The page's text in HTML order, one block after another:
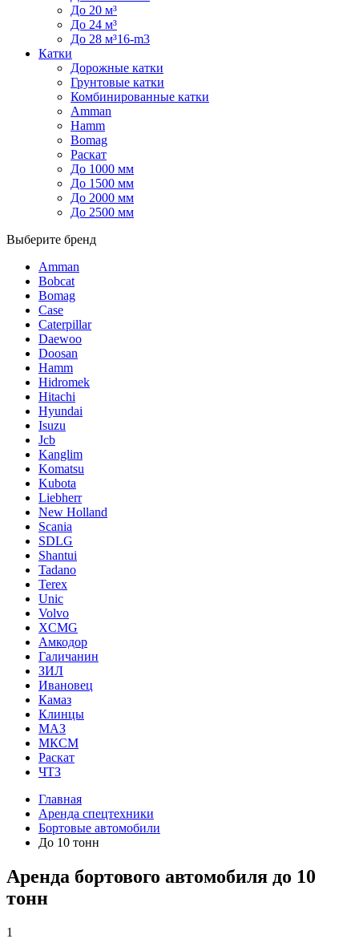
До 20 м³
До 24 м³
До 28 м³16-m3
Катки
Дорожные катки
Грунтовые катки
Комбинированные катки
Amman
Hamm
Bomag
Раскат
До 1000 мм
До 1500 мм
До 2000 мм
До 2500 мм
Выберите бренд
Amman
Bobcat
Bomag
Case
Caterpillar
Daewoo
Doosan
Hamm
Hidromek
Hitachi
Hyundai
Isuzu
Jcb
Kanglim
Komatsu
Kubota
Liebherr
New Holland
Scania
SDLG
Shantui
Tadano
Terex
Unic
Volvo
XCMG
Амкодор
Галичанин
ЗИЛ
Ивановец
Камаз
Клинцы
МАЗ
МКСМ
Раскат
ЧТЗ
Главная
Аренда спецтехники
Бортовые автомобили
До 10 тонн
Аренда бортового автомобиля до 10
тонн
1